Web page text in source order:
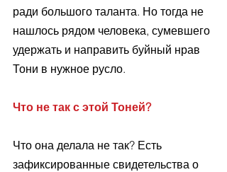
ради большого таланта. Но тогда не
нашлось рядом человека, сумевшего
удержать и направить буйный нрав
Тони в нужное русло.
Что не так с этой Тоней?
Что она делала не так? Есть
зафиксированные свидетельства о